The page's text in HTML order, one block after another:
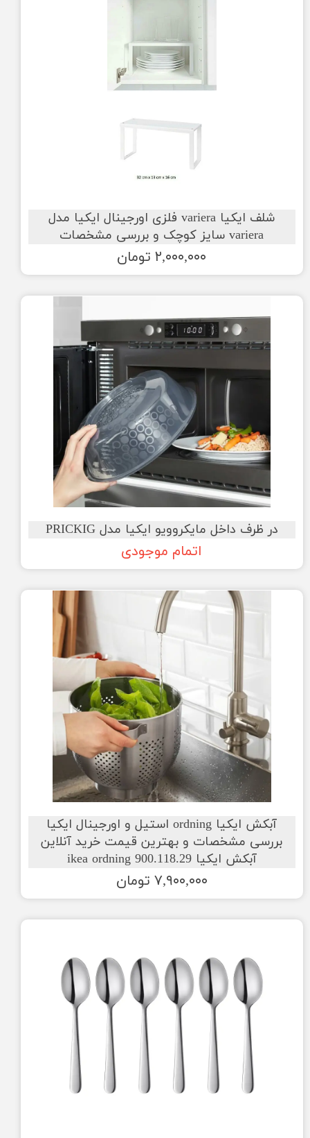
شلف ایکیا variera فلزی اورجینال ایکیا مدل
variera سایز کوچک و بررسی مشخصات
۲,۰۰۰,۰۰۰ تومان
در ظرف داخل مایکروویو ایکیا مدل PRICKIG
اتمام موجودی
آبکش ایکیا ordning استیل و اورجینال ایکیا
بررسی مشخصات و بهترین قیمت خرید آنلاین
آبکش ایکیا 900.118.29 ikea ordning
۷,۹۰۰,۰۰۰ تومان